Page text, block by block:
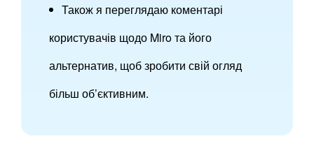
Також я переглядаю коментарі
користувачів щодо Miro та його
альтернатив, щоб зробити свій огляд
більш об’єктивним.